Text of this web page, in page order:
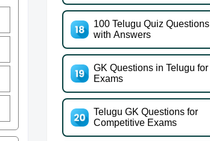
100 Telugu Quiz Questions
with Answers
GK Questions in Telugu for
Exams
Telugu GK Questions for
Competitive Exams